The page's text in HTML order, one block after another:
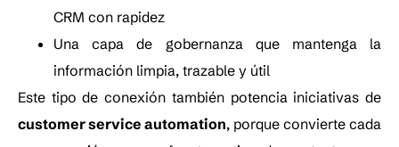
CRM con rapidez
Una capa de gobernanza que mantenga la
información limpia, trazable y útil
Este tipo de conexión también potencia iniciativas de
customer service automation, porque convierte cada